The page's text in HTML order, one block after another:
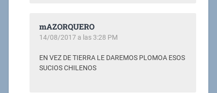
mAZORQUERO
14/08/2017 a las 3:28 PM
EN VEZ DE TIERRA LE DAREMOS PLOMOA ESOS
SUCIOS CHILENOS